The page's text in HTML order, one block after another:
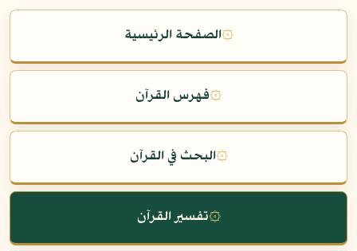
۞الصفحة الرئيسية
۞فهرس القرآن
۞البحث في القرآن
۞تفسير القرآن